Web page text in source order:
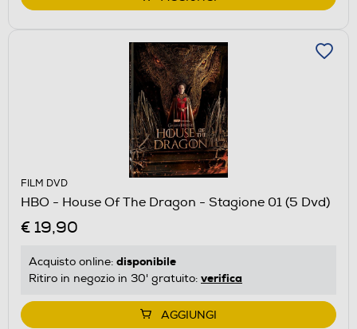
FILM DVD
HBO - House Of The Dragon - Stagione 01 (5 Dvd)
€ 19,90
Acquisto online: disponibile
Ritiro in negozio in 30' gratuito: verifica
AGGIUNGI